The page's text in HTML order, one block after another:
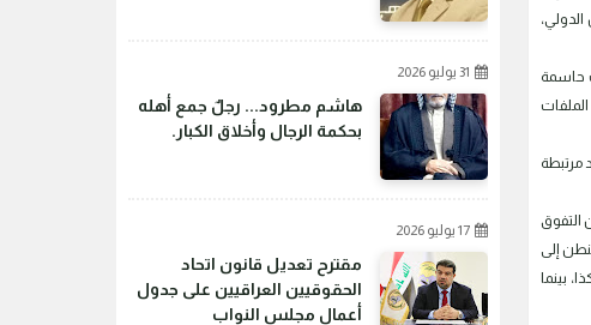
حاسمة
مرتبطة
إلى
بينما
31 يوليو 2026
هاشم مطرود... رجلٌ جمع أهله
بحكمة الرجال وأخلاق الكبار.
17 يوليو 2026
مقترح تعديل قانون اتحاد
الحقوقيين العراقيين على جدول
أعمال مجلس النواب